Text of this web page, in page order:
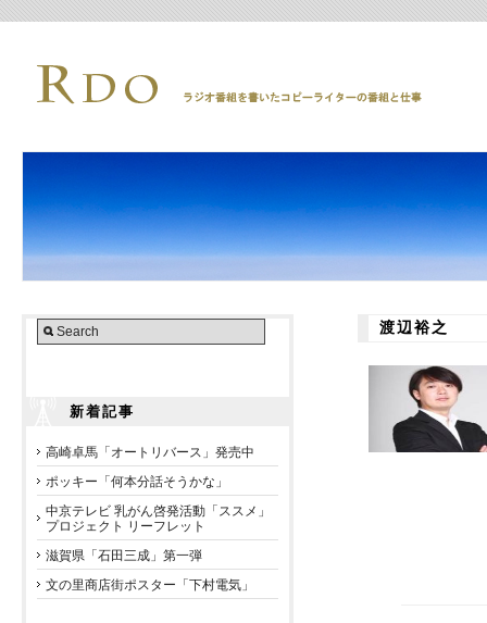
新着記事
高崎卓馬「オートリバース」発売中
ポッキー「何本分話そうかな」
中京テレビ 乳がん啓発活動「ススメ」
プロジェクト リーフレット
滋賀県「石田三成」第一弾
文の里商店街ポスター「下村電気」
渡辺裕之